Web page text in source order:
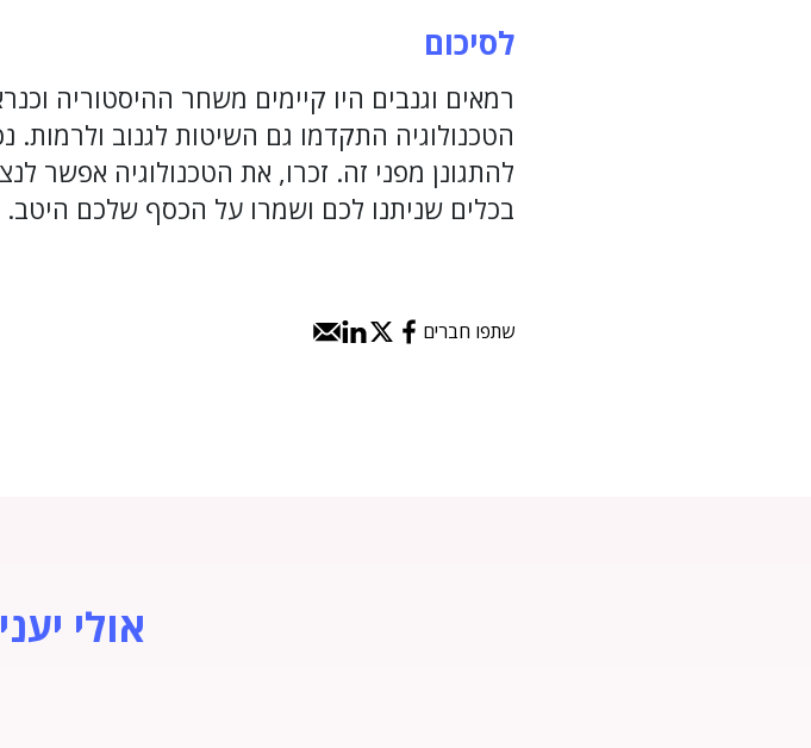
לסיכום
רמאים וגנבים היו קיימים משחר ההיסטוריה
הטכנולוגיה התקדמו גם השיטות לגנוב
להתגונן מפני זה. זכרו, את הטכנולוגיה אפשר
בכלים שניתנו לכם ושמרו על הכסף שלכם היטב.
שתפו חברים
אולי